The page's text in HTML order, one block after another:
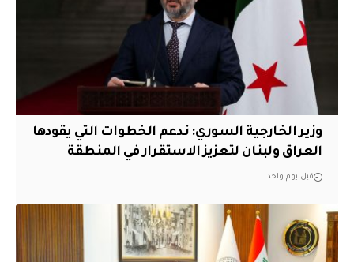
وزير الخارجية السوري: ندعم الخطوات التي يقودها
العراق ولبنان لتعزيز الاستقرار في المنطقة
قبل يوم واحد